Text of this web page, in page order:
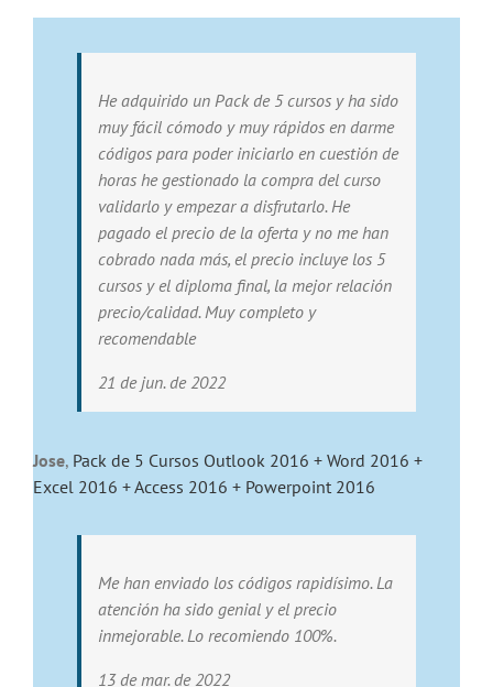
He adquirido un Pack de 5 cursos y ha sido
muy fácil cómodo y muy rápidos en darme
códigos para poder iniciarlo en cuestión de
horas he gestionado la compra del curso
validarlo y empezar a disfrutarlo. He
pagado el precio de la oferta y no me han
cobrado nada más, el precio incluye los 5
cursos y el diploma final, la mejor relación
precio/calidad. Muy completo y
recomendable
21 de jun. de 2022
Jose, Pack de 5 Cursos Outlook 2016 + Word 2016 +
Excel 2016 + Access 2016 + Powerpoint 2016
Me han enviado los códigos rapidísimo. La
atención ha sido genial y el precio
inmejorable. Lo recomiendo 100%.
13 de mar. de 2022